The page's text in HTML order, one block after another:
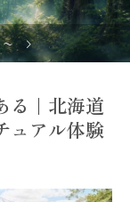
〜 スピリチュアル
る｜北海道
ュアル体験